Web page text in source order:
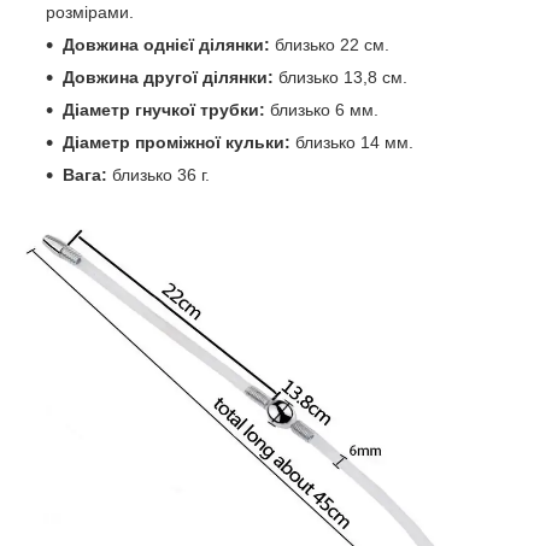
розмірами.
Довжина однієї ділянки: близько 22 см.
Довжина другої ділянки: близько 13,8 см.
Діаметр гнучкої трубки: близько 6 мм.
Діаметр проміжної кульки: близько 14 мм.
Вага: близько 36 г.